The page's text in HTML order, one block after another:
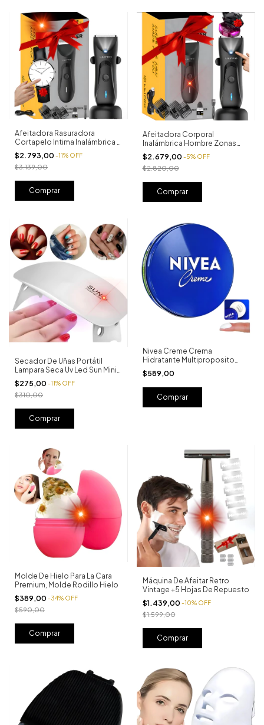
Afeitadora Rasuradora
Cortapelo Intima Inalámbrica +
Regalo
$2.793,00 -11% OFF
$3.139,00
Afeitadora Corporal
Inalámbrica Hombre Zonas
Intimas + Bolso
$2.679,00 -5% OFF
$2.820,00
Secador De Uñas Portátil
Lampara Seca Uv Led Sun Mini
Blanco
$275,00 -11% OFF
$310,00
Nivea Creme Crema
Hidratante Multiproposito
Lata X 150 Ml
$589,00
Molde De Hielo Para La Cara
Premium, Molde Rodillo Hielo
$389,00 -34% OFF
$590,00
Máquina De Afeitar Retro
Vintage +5 Hojas De Repuesto
$1.439,00 -10% OFF
$1.599,00